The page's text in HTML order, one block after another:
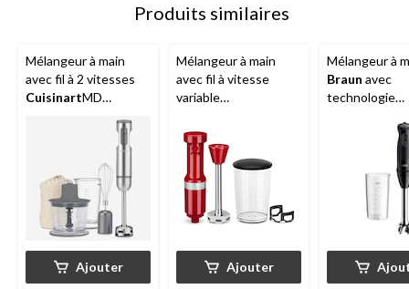
Produits similaires
Mélangeur à main
avec fil à 2 vitesses
CuisinartMD
accessoires hachoir
Ajouter
Mélangeur à main
avec fil à vitesse
variable
bocal pour mélanger,
rouge empire
Ajouter
Mélangeur à
Braun avec
technologie